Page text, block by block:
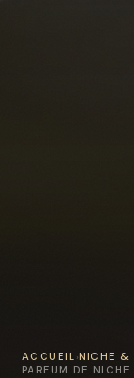
ACCUEIL ›NICHE &
PARFUM DE